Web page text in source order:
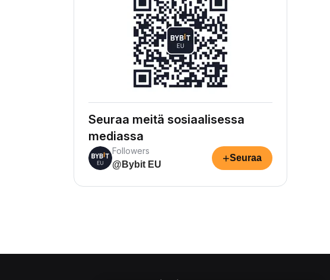
Seuraa meitä sosiaalisessa
mediassa
Followers
@Bybit EU
+Seuraa